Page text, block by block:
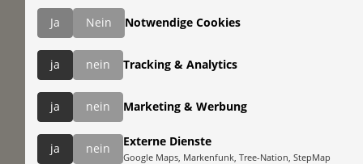
Ja Nein Notwendige Cookies
ja nein Tracking & Analytics
ja nein Marketing & Werbung
ja nein
Externe Dienste
Google Maps, Markenfunk, Tree-Nation, StepMap